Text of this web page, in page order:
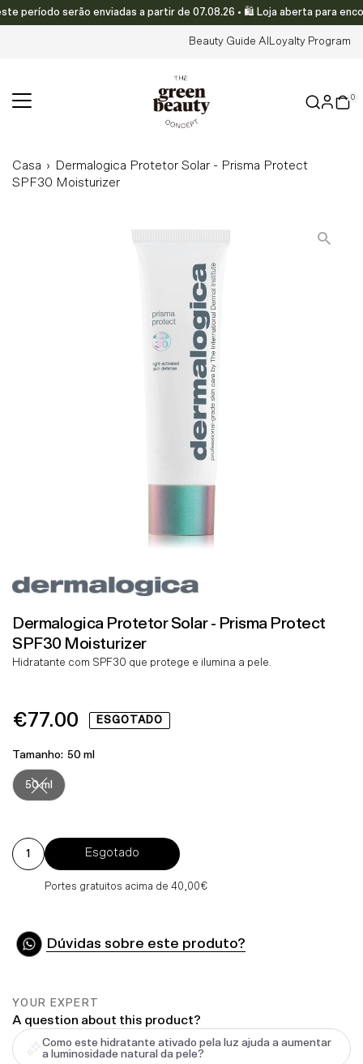
Translation missing: pt-PT.accessibility.skip_to_text
período serão enviadas a partir de 07.08.26 • 🛍️ Loja aberta para
Beauty Guide AI Loyalty Program
0
Casa ›
Dermalogica Protetor Solar - Prisma Protect
SPF30 Moisturizer
Dermalogica Protetor Solar - Prisma Protect
SPF30 Moisturizer
Hidratante com SPF30 que protege e ilumina a pele.
Preço
€77.00 ESGOTADO
Tamanho: 50 ml
50 mlVariante esgotada ou indisponível
Esgotado
Portes gratuitos acima de 40,00€
Dúvidas sobre este produto?
YOUR EXPERT
A question about this product?
Como este hidratante ativado pela luz ajuda a aumentar
a luminosidade natural da pele?